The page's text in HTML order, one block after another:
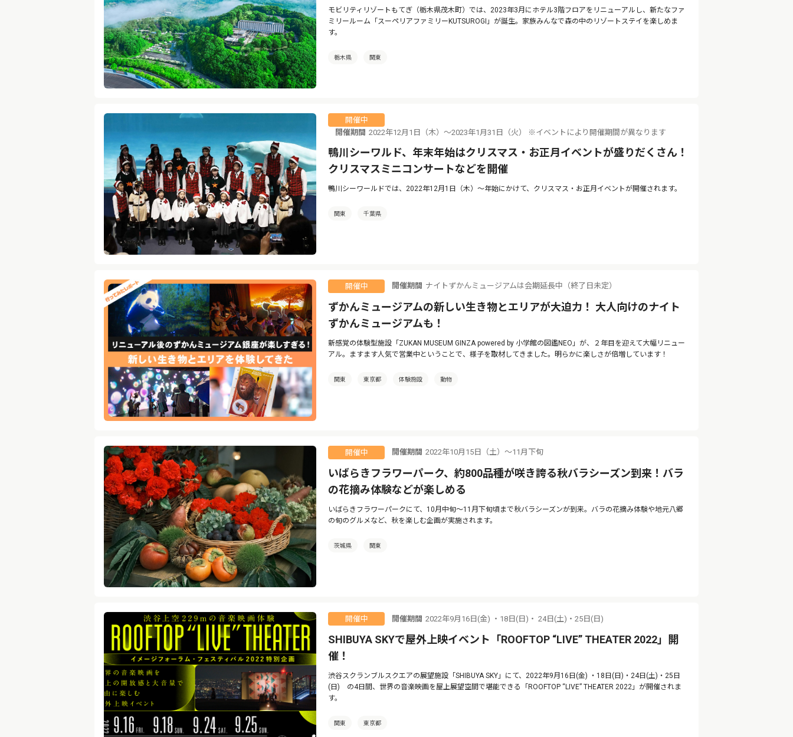
モビリティリゾートもてぎ（栃木県茂木町）では、2023年3月にホテル3階フロアをリニューアルし、新たなファ
ミリールーム「スーペリアファミリーKUTSUROGI」が誕生。家族みんなで森の中のリゾートステイを楽しめま
す。
栃木県 関東
開催中
開催期間 2022年12月1日（木）〜2023年1月31日（火） ※イベントにより開催期間が異なります
鴨川シーワルド、年末年始はクリスマス・お正月イベントが盛りだくさん！
クリスマスミニコンサートなどを開催
鴨川シーワールドでは、2022年12月1日（木）〜年始にかけて、クリスマス・お正月イベントが開催されます。
関東 千葉県
開催中 開催期間 ナイトずかんミュージアムは会期延長中（終了日未定）
ずかんミュージアムの新しい生き物とエリアが大迫力！ 大人向けのナイト
ずかんミュージアムも！
新感覚の体験型施設「ZUKAN MUSEUM GINZA powered by 小学館の図鑑NEO」が、２年目を迎えて大幅リニュー
アル。ますます人気で営業中ということで、様子を取材してきました。明らかに楽しさが倍増しています！
関東 東京都 体験施設 動物
開催中 開催期間 2022年10月15日（土）～11月下旬
いばらきフラワーパーク、約800品種が咲き誇る秋バラシーズン到来！バラ
の花摘み体験などが楽しめる
いばらきフラワーパークにて、10月中旬〜11月下旬頃まで秋バラシーズンが到来。バラの花摘み体験や地元八郷
の旬のグルメなど、秋を楽しむ企画が実施されます。
茨城県 関東
開催中 開催期間 2022年9月16日(金) ・18日(日)・ 24日(土)・25日(日)
SHIBUYA SKYで屋外上映イベント「ROOFTOP “LIVE” THEATER 2022」開
催！
渋谷スクランブルスクエアの展望施設「SHIBUYA SKY」にて、2022年9月16日(金) ・18日(日)・24日(土)・25日
(日) の4日間、世界の音楽映画を屋上展望空間で堪能できる「ROOFTOP “LIVE” THEATER 2022」が開催されま
す。
関東 東京都